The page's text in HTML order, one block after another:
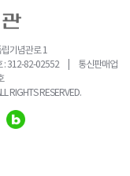
기념관로 1
: 312-82-02552 | 통신판매업
RIGHTS RESERVED.